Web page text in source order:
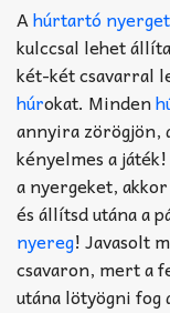
Ahúrtartó nyerget
kulccsal lehet
két-két csavarral
húrokat. Minden
annyira zörögjön,
kényelmes a
a nyergeket,
és állítsd utána a
nyereg! Javasolt
csavaron, mert a
utána lötyögni fog